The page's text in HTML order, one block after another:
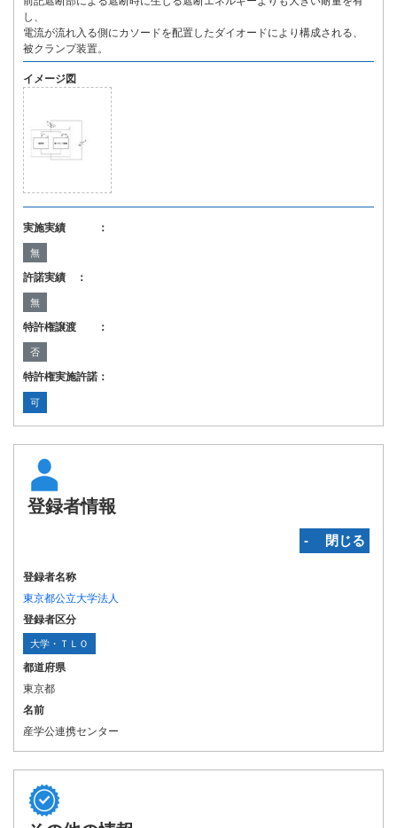
し、
電流が流れ入る側にカソードを配置したダイオードにより構成される、
被クランプ装置。
イメージ図
実施実績 ：
無
許諾実績 ：
無
特許権譲渡 ：
否
特許権実施許諾：
可
登録者情報
‐ 閉じる
登録者名称
東京都公立大学法人
登録者区分
大学・ＴＬＯ
都道府県
東京都
名前
産学公連携センター